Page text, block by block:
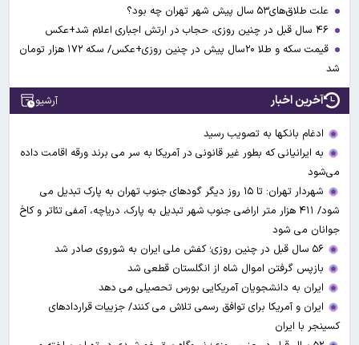
علت طلاق‌های۵۳ سال پیش شهر تهران چه بود؟
قیمت سکه و طلا ۲۰سال پیش در چنین روزی+عکس/ سکه ۱۷۲ هزار تومان
شد
آخرین اخبار آرشیو
ادغام بانکها به تصویب رسید
به ایرانیانی که بطور غیر قانونی در آمریکا به سر می برند ورقه اقامت داده
می‌شود
شهردار تهران: تا ۱۵ روز دیگر گودهای جنوب تهران به پارک تبدیل می
شود/ ۴۱۱ هزار متر اراضی جنوب شهر تبدیل به پارک، دریاچه، آمفی تئاتر و کاخ
جوانان می شود
۵۶ سال قبل در چنین روزی؛ کفش ملی ایران به شوروی صادر شد
بازپس گرفتن اموال شاه از انگلستان قطعی شد
ایران به دانشجویان آمریکایی بورس تحصیلی می دهد
ایران و آمریکا برای توافق رسمی تلاش می کنند/ جزییات قراردادهای
کسینجر با ایران